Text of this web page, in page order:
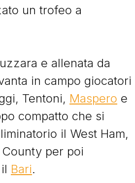
un trofeo a
e allenata da
in campo giocatori
Tentoni, Maspero e
compatto che si
il West Ham,
per poi
Bari.